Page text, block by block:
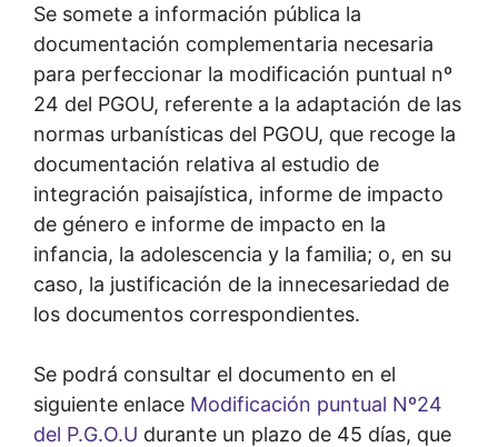
Se somete a información pública la
documentación complementaria necesaria
para perfeccionar la modificación puntual nº
24 del PGOU, referente a la adaptación de las
normas urbanísticas del PGOU, que recoge la
documentación relativa al estudio de
integración paisajística, informe de impacto
de género e informe de impacto en la
infancia, la adolescencia y la familia; o, en su
caso, la justificación de la innecesariedad de
los documentos correspondientes.
Se podrá consultar el documento en el
siguiente enlace Modificación puntual Nº24
del P.G.O.U durante un plazo de 45 días, que